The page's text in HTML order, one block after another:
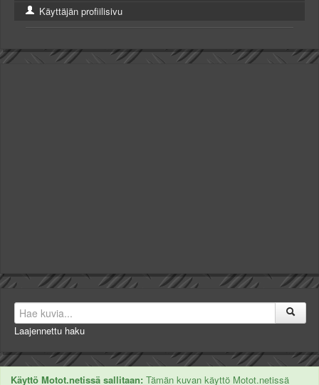
Käyttäjän profiilisivu
Laajennettu haku
Käyttö Motot.netissä sallitaan: Tämän kuvan käyttö Motot.netissä